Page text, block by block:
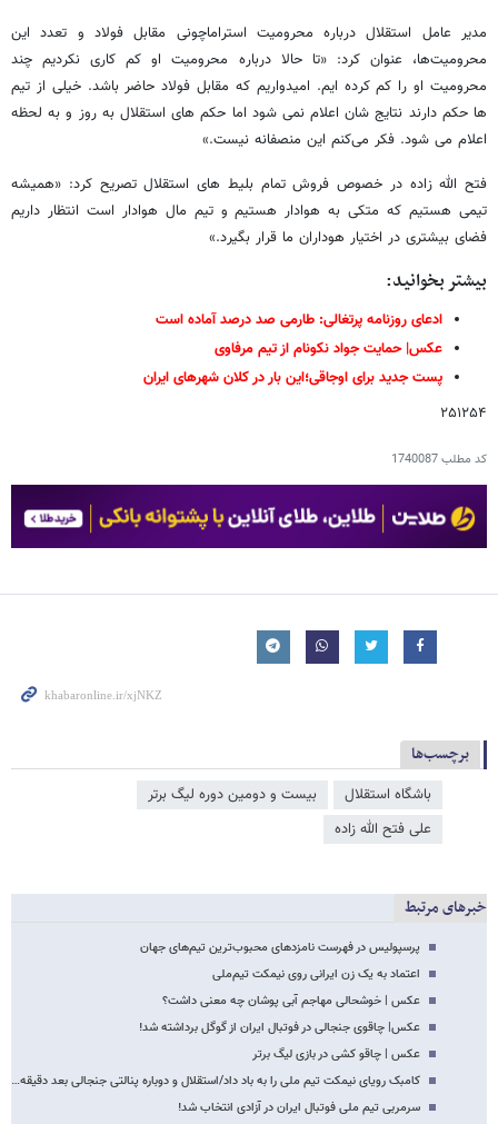
مدیر عامل استقلال درباره محرومیت استراماچونی مقابل فولاد و تعدد این
محرومیت‌ها، عنوان کرد: «تا حالا درباره محرومیت او کم کاری نکردیم چند
محرومیت او را کم کرده ایم. امیدواریم که مقابل فولاد حاضر باشد. خیلی از تیم
ها حکم دارند نتایج شان اعلام نمی شود اما حکم های استقلال به روز و به لحظه
اعلام می شود. فکر می‌کنم این منصفانه نیست.»
فتح الله زاده در خصوص فروش تمام بلیط های استقلال تصریح کرد: «همیشه
تیمی هستیم که متکی به هوادار هستیم و تیم مال هوادار است انتظار داریم
فضای بیشتری در اختیار هوداران ما قرار بگیرد.»
بیشتر بخوانید:
ادعای روزنامه پرتغالی: طارمی صد درصد آماده است
عکس| حمایت جواد نکونام از تیم مرفاوی
پست جدید برای اوجاقی؛این بار در کلان شهرهای ایران
۲۵۱۲۵۴
کد مطلب1740087
برچسب‌ها
باشگاه استقلال
بیست و دومین دوره لیگ برتر
علی فتح الله زاده
خبرهای مرتبط
پرسپولیس در فهرست نامزدهای محبوب‌ترین تیم‌های جهان
اعتماد به یک زن ایرانی روی نیمکت تیم‌ملی
عکس | خوشحالی مهاجم آبی پوشان چه معنی داشت؟
عکس| چاقوی جنجالی در فوتبال ایران از گوگل برداشته شد!
عکس | چاقو کشی در بازی لیگ برتر
کامبک رویای نیمکت تیم ملی را به باد داد/استقلال و دوباره پنالتی جنجالی بعد دقیقه…
سرمربی تیم ملی فوتبال ایران در آزادی انتخاب شد!